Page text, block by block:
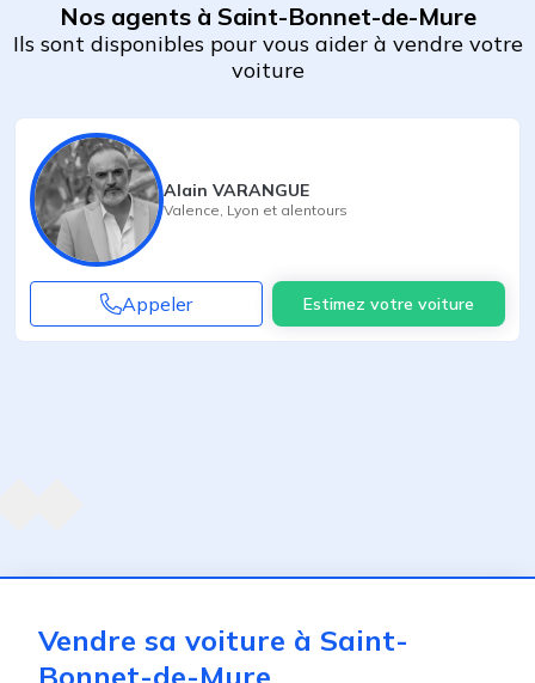
Nos agents à Saint-Bonnet-de-Mure
Ils sont disponibles pour vous aider à vendre votre
voiture
Alain VARANGUE
Valence Lyon et alentours
Appeler Estimez votre voiture
Vendre sa voiture à Saint-
Bonnet-de-Mure